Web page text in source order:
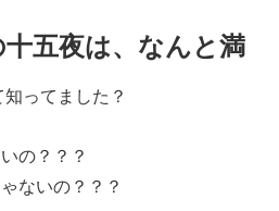
五夜は、なんと満
知ってました？
の？？？
ないの？？？